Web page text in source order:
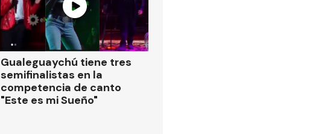
Gualeguaychú tiene tres
semifinalistas en la
competencia de canto
"Este es mi Sueño"